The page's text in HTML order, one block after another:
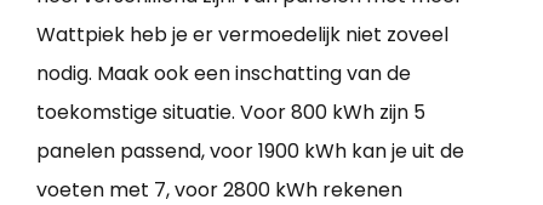
Wattpiek heb je er vermoedelijk niet zoveel
nodig. Maak ook een inschatting van de
toekomstige situatie. Voor 800 kWh zijn 5
panelen passend, voor 1900 kWh kan je uit de
voeten met 7, voor 2800 kWh rekenen